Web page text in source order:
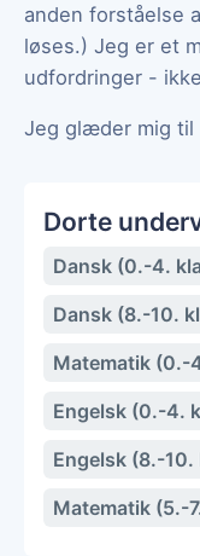
anden forståelse
løses.) Jeg er et
udfordringer -
Jeg glæder mig til
Dorte
Dansk (0.-4.
Dansk (8.-10.
Matematik (0.-
Engelsk (0.-4.
Engelsk (8.-10.
Matematik (5.-